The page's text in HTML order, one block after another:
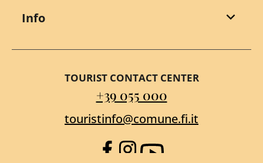
Info
TOURIST CONTACT CENTER
+39 055 000
touristinfo@comune.fi.it
Facebook
Instagram
YouTube